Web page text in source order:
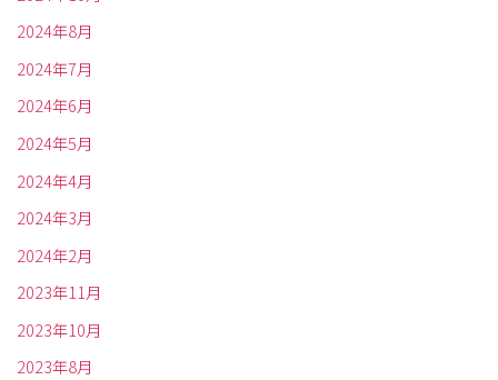
2024年8月
2024年7月
2024年6月
2024年5月
2024年4月
2024年3月
2024年2月
2023年11月
2023年10月
2023年8月